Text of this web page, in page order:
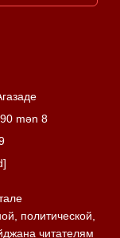
mən 8
политической,
читателям